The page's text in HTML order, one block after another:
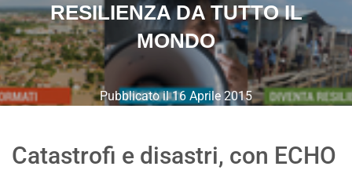
RESILIENZA DA TUTTO IL
MONDO
Pubblicato il16 Aprile 2015
Catastrofi e disastri, con ECHO